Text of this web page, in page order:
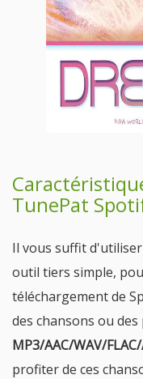
TunePat
Il vous suffit d'utiliser
outil tiers simple,
téléchargement de
des chansons ou
MP3/AAC/WAV/
profiter de ces